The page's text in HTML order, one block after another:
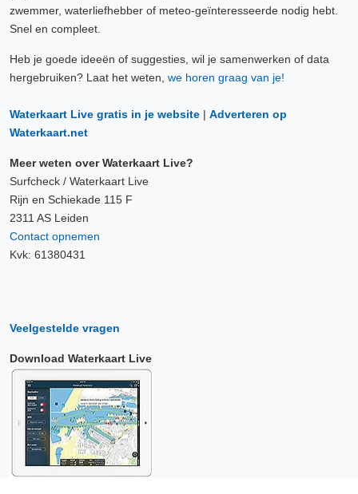
zwemmer, waterliefhebber of meteo-geïnteresseerde nodig hebt.
Snel en compleet.
Heb je goede ideeën of suggesties, wil je samenwerken of data
hergebruiken? Laat het weten, we horen graag van je!
Waterkaart Live gratis in je website | Adverteren op
Waterkaart.net
Meer weten over Waterkaart Live?
Surfcheck / Waterkaart Live
Rijn en Schiekade 115 F
2311 AS Leiden
Contact opnemen
Kvk: 61380431
Veelgestelde vragen
Download Waterkaart Live